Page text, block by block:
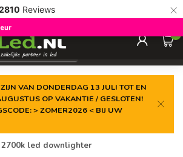
Reviews ×
laagste prijs
0
VAN DONDERDAG 13 JULI TOT EN
OP VAKANTIE / GESLOTEN!
> ZOMER2026 < BIJ UW
2700k led downlighter